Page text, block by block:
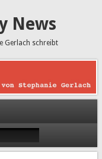
News
Gerlach schreibt